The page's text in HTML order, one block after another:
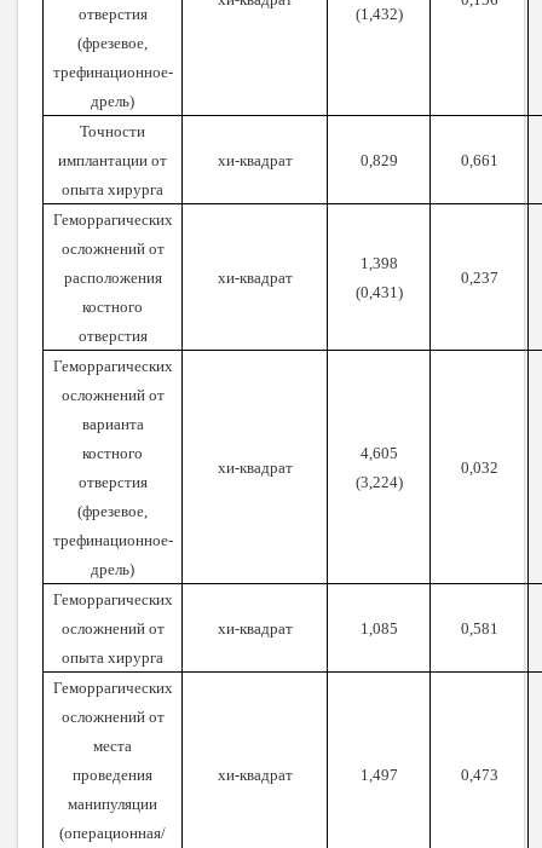
отверстия
(фрезевое,
трефинационное-
дрель)
(1,432)
Точности
имплантации от
опыта хирурга
хи-квадрат 0,829 0,661
Геморрагических
осложнений от
расположения
костного
отверстия
хи-квадрат
1,398
(0,431)
0,237
Геморрагических
осложнений от
варианта
костного
отверстия
(фрезевое,
трефинационное-
дрель)
хи-квадрат
4,605
(3,224)
0,032
Геморрагических
осложнений от
опыта хирурга
хи-квадрат 1,085 0,581
Геморрагических
осложнений от
места
проведения
манипуляции
(операционная/
хи-квадрат 1,497 0,473